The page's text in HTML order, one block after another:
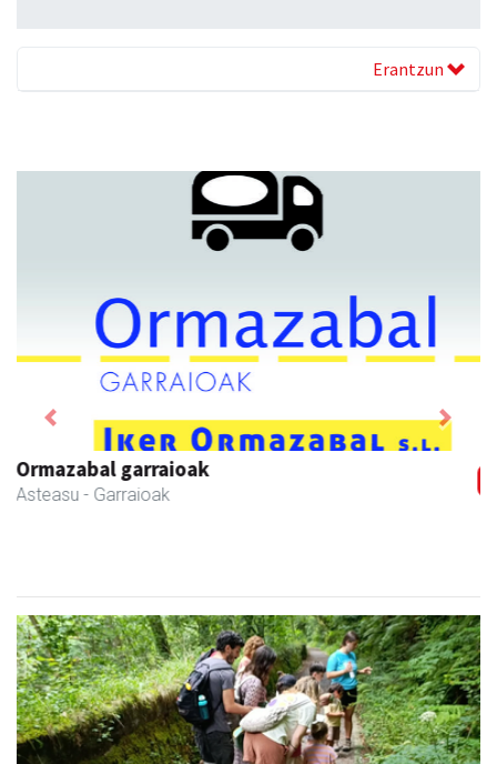
Erantzun
Leizaran Institutua
Andoain - Hezkuntza
Previous Next